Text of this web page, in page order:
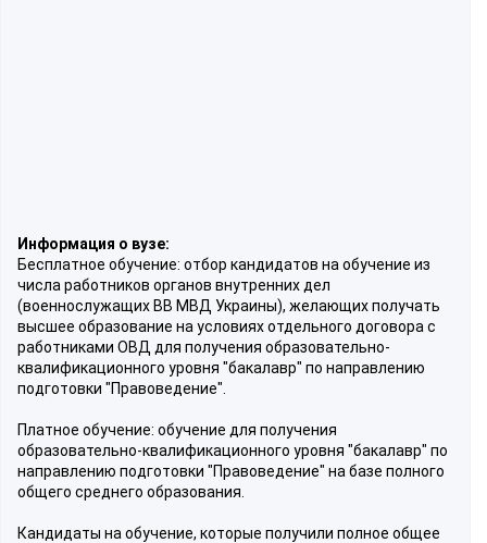
Информация о вузе:
Бесплатное обучение: отбор кандидатов на обучение из
числа работников органов внутренних дел
(военнослужащих ВВ МВД Украины), желающих получать
высшее образование на условиях отдельного договора с
работниками ОВД для получения образовательно-
квалификационного уровня "бакалавр" по направлению
подготовки "Правоведение".
Платное обучение: обучение для получения
образовательно-квалификационного уровня "бакалавр" по
направлению подготовки "Правоведение" на базе полного
общего среднего образования.
Кандидаты на обучение, которые получили полное общее